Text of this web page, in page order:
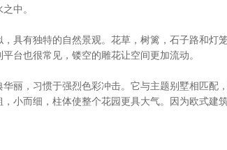
中。
有独特的自然景观。花草，树篱，石子路和灯
台也很常见，镂空的雕花让空间更加流动。
，习惯于强烈色彩冲击。它与主题别墅相匹配
小而细，柱体使整个花园更具大气。因为欧式建